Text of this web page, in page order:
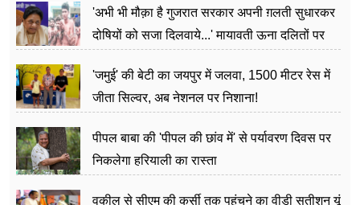
'अभी भी मौक़ा है गुजरात सरकार अपनी ग़लती सुधारकर
दोषियों को सजा दिलवाये...' मायावती ऊना दलितों पर
'जमुई' की बेटी का जयपुर में जलवा, 1500 मीटर रेस में
जीता सिल्वर, अब नेशनल पर निशाना!
पीपल बाबा की 'पीपल की छांव में' से पर्यावरण दिवस पर
निकलेगा हरियाली का रास्ता
वकील से सीएम की कुर्सी तक पहुंचने का वीडी सतीशन यूं